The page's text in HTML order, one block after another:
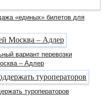
«единых» билетов для
вариант перевозки
– Адлер
туроператоров